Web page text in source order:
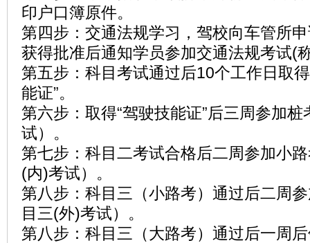
印户口簿原件。
第四步：交通法规学习，驾校向车管所
获得批准后通知学员参加交通法规考试(
第五步：科目考试通过后10个工作日取
能证”。
第六步：取得“驾驶技能证”后三周参加
试）。
第七步：科目二考试合格后二周参加小
(内)考试）。
第八步：科目三（小路考）通过后二周
目三(外)考试）。
第八步：科目三（大路考）通过后一周